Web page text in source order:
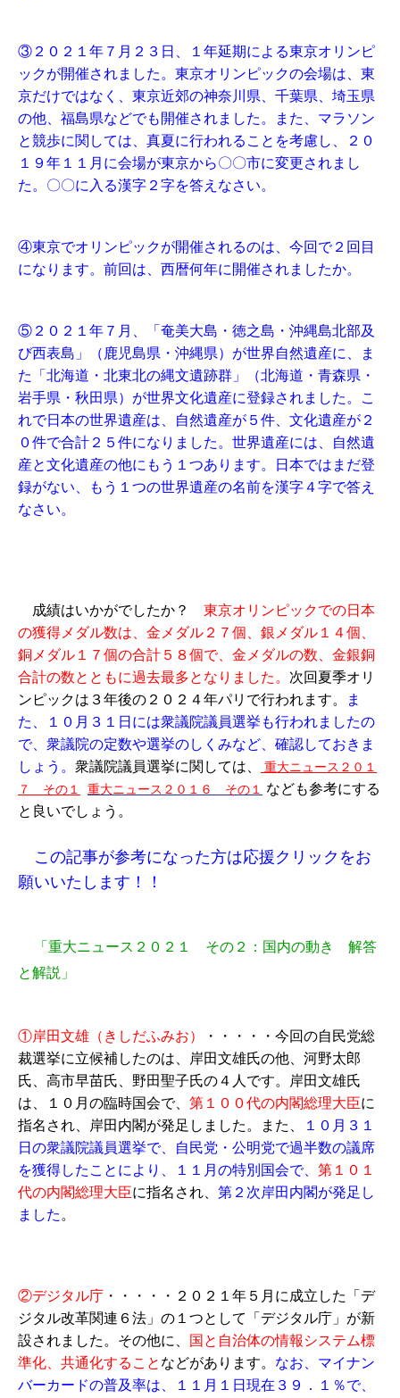
③２０２１年７月２３日、１年延期による東京オリンピ
ックが開催されました。東京オリンピックの会場は、東
京だけではなく、東京近郊の神奈川県、千葉県、埼玉県
の他、福島県などでも開催されました。また、マラソン
と競歩に関しては、真夏に行われることを考慮し、２０
１９年１１月に会場が東京から〇〇市に変更されまし
た。〇〇に入る漢字２字を答えなさい。
④東京でオリンピックが開催されるのは、今回で２回目
になります。前回は、西暦何年に開催されましたか。
⑤２０２１年７月、「奄美大島・徳之島・沖縄島北部及
び西表島」（鹿児島県・沖縄県）が世界自然遺産に、ま
た「北海道・北東北の縄文遺跡群」（北海道・青森県・
岩手県・秋田県）が世界文化遺産に登録されました。こ
れで日本の世界遺産は、自然遺産が５件、文化遺産が２
０件で合計２５件になりました。世界遺産には、自然遺
産と文化遺産の他にもう１つあります。日本ではまだ登
録がない、もう１つの世界遺産の名前を漢字４字で答え
なさい。
成績はいかがでしたか？ 東京オリンピックでの日本
の獲得メダル数は、金メダル２７個、銀メダル１４個、
銅メダル１７個の合計５８個で、金メダルの数、金銀銅
合計の数とともに過去最多となりました。 次回夏季オリ
ンピックは３年後の２０２４年パリで行われます。
ま
た、１０月３１日には衆議院議員選挙も行われましたの
で、衆議院の定数や選挙のしくみなど、確認しておきま
しょう。 衆議院議員選挙に関しては、
重大ニュース２０１
７ その１
重大ニュース２０１６ その１
なども参考にする
と良いでしょう。
この記事が参考になった方は応援クリックをお
願いいたします！！
「重大ニュース２０２１ その２：国内の動き 解答
と解説」
①岸田文雄（きしだふみお）
・・・・・今回の自民党総
裁選挙に立候補したのは、岸田文雄氏の他、河野太郎
氏、高市早苗氏、野田聖子氏の４人です。岸田文雄氏
は、１０月の臨時国会で、 第１００代の内閣総理大臣に
指名され、岸田内閣が発足しました。また、
１０月３１
日の衆議院議員選挙で、自民党・公明党で過半数の議席
を獲得したことにより、１１月の特別国会で、 第１０１
代の内閣総理大臣に指名され、 第２次岸田内閣が発足し
ました 。
②デジタル庁 ・・・・・２０２１年５月に成立した「デ
ジタル改革関連６法」の１つとして「デジタル庁」が新
設されました。その他に、
国と自治体の情報システム標
準化、共通化すること などがあります。 なお、マイナン
バーカードの普及率は、１１月１日現在３９．１％で、